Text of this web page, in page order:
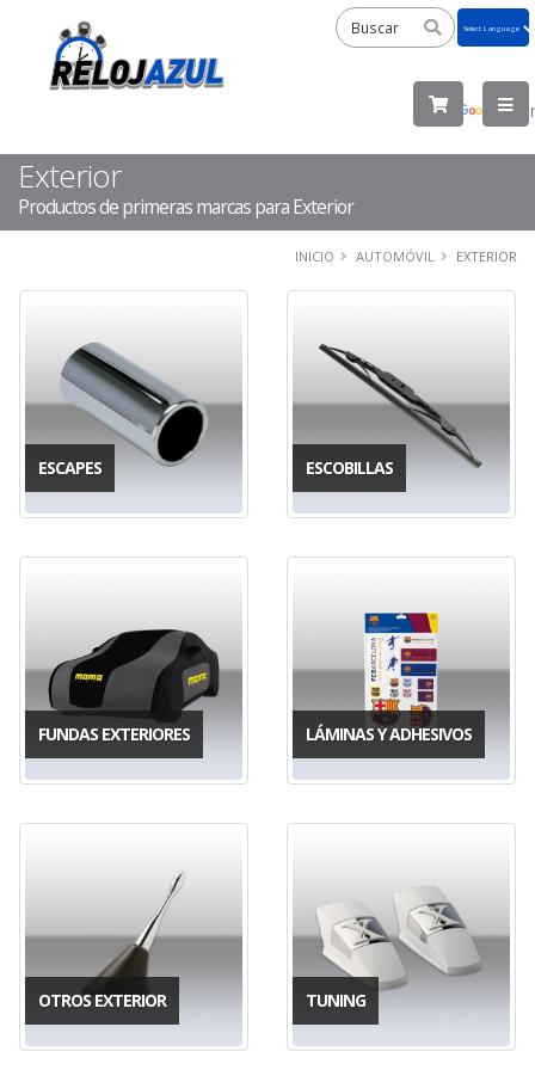
by
Exterior
Productos de primeras marcas para Exterior
INICIO AUTOMÓVIL EXTERIOR
ESCAPES ESCOBILLAS
FUNDAS EXTERIORES LÁMINAS Y ADHESIVOS
OTROS EXTERIOR TUNING